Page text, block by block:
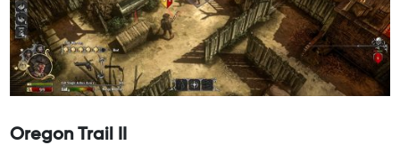
Oregon Trail II